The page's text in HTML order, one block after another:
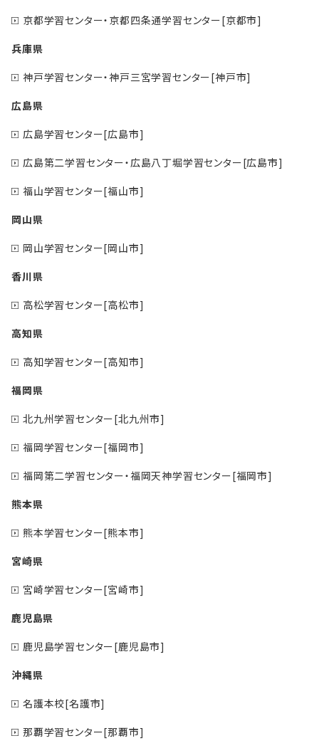
京都学習センター・京都四条通学習センター[京都市]
兵庫県
神戸学習センター・神戸三宮学習センター[神戸市]
広島県
広島学習センター[広島市]
広島第二学習センター・広島八丁堀学習センター[広島市]
福山学習センター[福山市]
岡山県
岡山学習センター[岡山市]
香川県
高松学習センター[高松市]
高知県
高知学習センター[高知市]
福岡県
北九州学習センター[北九州市]
福岡学習センター[福岡市]
福岡第二学習センター・福岡天神学習センター[福岡市]
熊本県
熊本学習センター[熊本市]
宮崎県
宮崎学習センター[宮崎市]
鹿児島県
鹿児島学習センター[鹿児島市]
沖縄県
名護本校[名護市]
那覇学習センター[那覇市]